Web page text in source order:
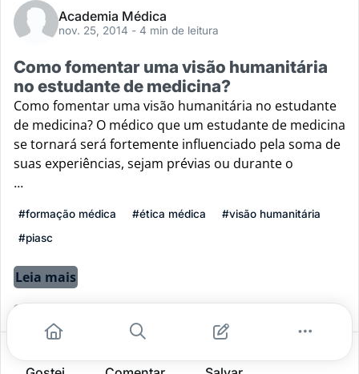
Academia Médica
nov. 25, 2014 - 4 min de leitura
Como fomentar uma visão humanitária
no estudante de medicina?
Como fomentar uma visão humanitária no estudante
de medicina? O médico que um estudante de medicina
se tornará será fortemente influenciado pela soma de
suas experiências, sejam prévias ou durante o
...
#formação médica #ética médica
#visão humanitária
#piasc
Leia mais
0